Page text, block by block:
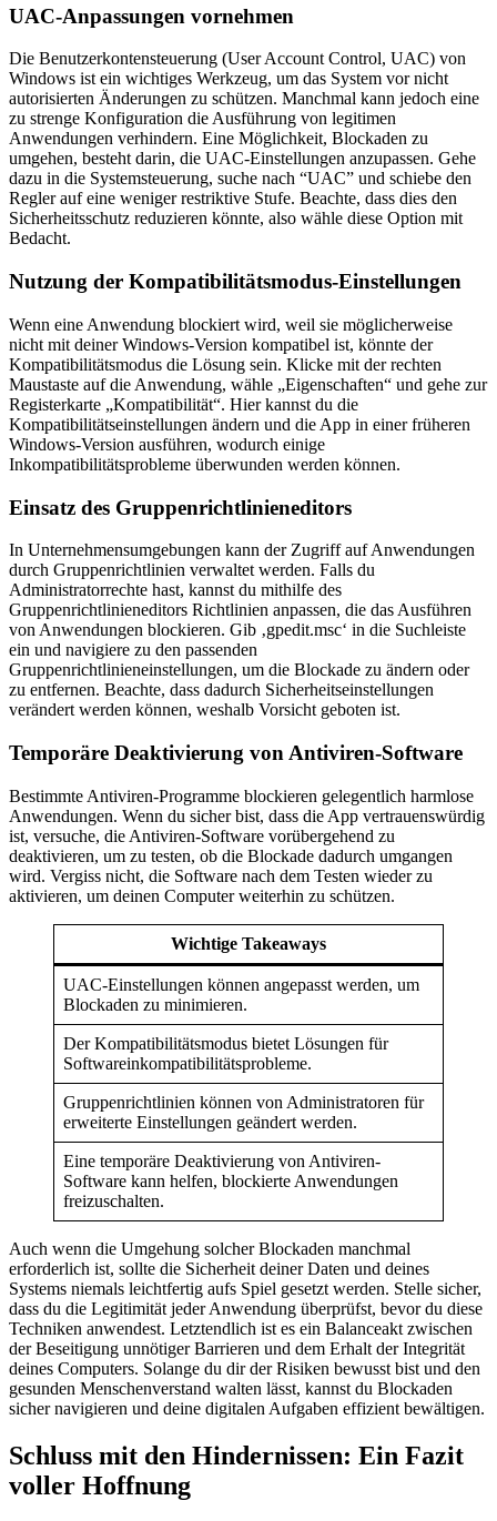
UAC-Anpassungen vornehmen
Die Benutzerkontensteuerung (User Account Control, UAC) von
Windows ist ein wichtiges Werkzeug, um das System vor nicht
autorisierten Änderungen zu schützen. Manchmal kann jedoch eine
zu strenge Konfiguration die Ausführung von legitimen
Anwendungen verhindern. Eine Möglichkeit, Blockaden zu
umgehen, besteht darin, die UAC-Einstellungen anzupassen. Gehe
dazu in die Systemsteuerung, suche nach “UAC” und schiebe den
Regler auf eine weniger restriktive Stufe. Beachte, dass dies den
Sicherheitsschutz reduzieren könnte, also wähle diese Option mit
Bedacht.
Nutzung der Kompatibilitätsmodus-Einstellungen
Wenn eine Anwendung blockiert wird, weil sie möglicherweise
nicht mit deiner Windows-Version kompatibel ist, könnte der
Kompatibilitätsmodus die Lösung sein. Klicke mit der rechten
Maustaste auf die Anwendung, wähle „Eigenschaften“ und gehe zur
Registerkarte „Kompatibilität“. Hier kannst du die
Kompatibilitätseinstellungen ändern und die App in einer früheren
Windows-Version ausführen, wodurch einige
Inkompatibilitätsprobleme überwunden werden können.
Einsatz des Gruppenrichtlinieneditors
In Unternehmensumgebungen kann der Zugriff auf Anwendungen
durch Gruppenrichtlinien verwaltet werden. Falls du
Administratorrechte hast, kannst du mithilfe des
Gruppenrichtlinieneditors Richtlinien anpassen, die das Ausführen
von Anwendungen blockieren. Gib ‚gpedit.msc‘ in die Suchleiste
ein und navigiere zu den passenden
Gruppenrichtlinieneinstellungen, um die Blockade zu ändern oder
zu entfernen. Beachte, dass dadurch Sicherheitseinstellungen
verändert werden können, weshalb Vorsicht geboten ist.
Temporäre Deaktivierung von Antiviren-Software
Bestimmte Antiviren-Programme blockieren gelegentlich harmlose
Anwendungen. Wenn du sicher bist, dass die App vertrauenswürdig
ist, versuche, die Antiviren-Software vorübergehend zu
deaktivieren, um zu testen, ob die Blockade dadurch umgangen
wird. Vergiss nicht, die Software nach dem Testen wieder zu
aktivieren, um deinen Computer weiterhin zu schützen.
Wichtige Takeaways
UAC-Einstellungen können angepasst werden, um
Blockaden zu minimieren.
Der Kompatibilitätsmodus bietet Lösungen für
Softwareinkompatibilitätsprobleme.
Gruppenrichtlinien können von Administratoren für
erweiterte Einstellungen geändert werden.
Eine temporäre Deaktivierung von Antiviren-
Software kann helfen, blockierte Anwendungen
freizuschalten.
Auch wenn die Umgehung solcher Blockaden manchmal
erforderlich ist, sollte die Sicherheit deiner Daten und deines
Systems niemals leichtfertig aufs Spiel gesetzt werden. Stelle sicher,
dass du die Legitimität jeder Anwendung überprüfst, bevor du diese
Techniken anwendest. Letztendlich ist es ein Balanceakt zwischen
der Beseitigung unnötiger Barrieren und dem Erhalt der Integrität
deines Computers. Solange du dir der Risiken bewusst bist und den
gesunden Menschenverstand walten lässt, kannst du Blockaden
sicher navigieren und deine digitalen Aufgaben effizient bewältigen.
Schluss mit den Hindernissen: Ein Fazit
voller Hoffnung